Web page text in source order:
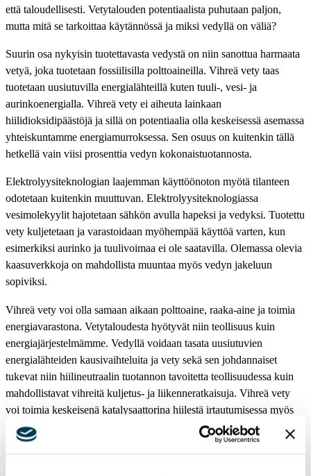
että taloudellisesti. Vetytalouden potentiaalista puhutaan paljon,
mutta mitä se tarkoittaa käytännössä ja miksi vedyllä on väliä?
Suurin osa nykyisin tuotettavasta vedystä on niin sanottua harmaata
vetyä, joka tuotetaan fossiilisilla polttoaineilla. Vihreä vety taas
tuotetaan uusiutuvilla energialähteillä kuten tuuli-, vesi- ja
aurinkoenergialla. Vihreä vety ei aiheuta lainkaan
hiilidioksidipäästöjä ja sillä on potentiaalia olla keskeisessä asemassa
yhteiskuntamme energiamurroksessa. Sen osuus on kuitenkin tällä
hetkellä vain viisi prosenttia vedyn kokonaistuotannosta.
Elektrolyysiteknologian laajemman käyttöönoton myötä tilanteen
odotetaan kuitenkin muuttuvan. Elektrolyysiteknologiassa
vesimolekyylit hajotetaan sähkön avulla hapeksi ja vedyksi. Tuotettu
vety kuljetetaan ja varastoidaan myöhempää käyttöä varten, kun
esimerkiksi aurinko ja tuulivoimaa ei ole saatavilla. Olemassa olevia
kaasuverkkoja on mahdollista muuntaa myös vedyn jakeluun
sopiviksi.
Vihreä vety voi olla samaan aikaan polttoaine, raaka-aine ja toimia
energiavarastona. Vetytaloudesta hyötyvät niin teollisuus kuin
energiajärjestelmämme. Vedyllä voidaan tasata uusiutuvien
energialähteiden kausivaihteluita ja vety sekä sen johdannaiset
tukevat niin hiilineutraalin tuotannon tavoitetta teollisuudessa kuin
mahdollistavat vihreitä kuljetus- ja liikenneratkaisuja. Vihreä vety
voi toimia keskeisenä katalysaattorina hiilestä irtautumisessa myös
runsaasti energiaa kuluttavilla teollisuudenaloilla kuten
kemianteollisuudessa.